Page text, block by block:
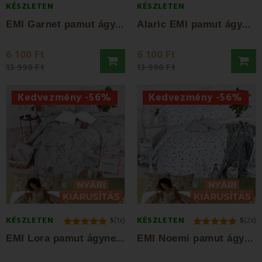
KÉSZLETEN
E
MI Garnet pamut ágynemű
6 100 Ft
KÉSZLETEN
A
laric EMI pamut ágynemű
6 100 Ft
Kedvezmény -56%
KÉSZLETEN 5(1x)
E
MI Lora pamut ágyneműhuzat
Kedvezmény -56%
KÉSZLETEN 5(2x)
E
MI Noemi pamut ágyneműhuzat